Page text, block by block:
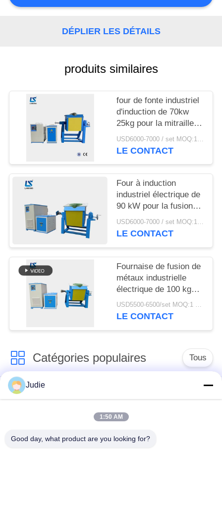
DEMANDEZ
DU
SITE
POLITIQUE
CONFIDENTIALITÉ
DÉPLIER LES DÉTAILS
produits similaires
four de fonte industriel
d'induction de 70kw
25kg pour la mitraille
en acier d'aluminium de
fer
USD6000-7000 / set MOQ:1 ensemble
LE CONTACT
Four à induction
industriel électrique de
90 kW pour la fusion
de la ferraille en fonte
avec creusets
USD6000-7000 / set MOQ:1 jeu
LE CONTACT
Fournaise de fusion de
métaux industrielle
électrique de 100 kg
pour la fonte de fer,
laiton et cuivre
USD5500-6500/set MOQ:1 ensemble
LE CONTACT
Catégories populaires Tous
four de fonte
d'induction
Grand four de fonte
d'induction
par induction
Judie
1:50 AM
Good day, what product are you looking for?